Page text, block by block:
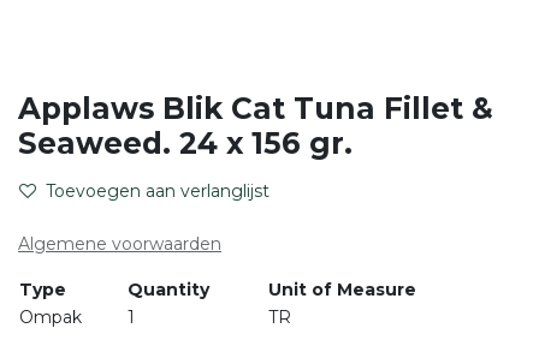
Applaws Blik Cat Tuna Fillet &
Seaweed. 24 x 156 gr.
Toevoegen aan verlanglijst
Algemene voorwaarden
Type Quantity
Unit of Measure
Ompak
1 TR